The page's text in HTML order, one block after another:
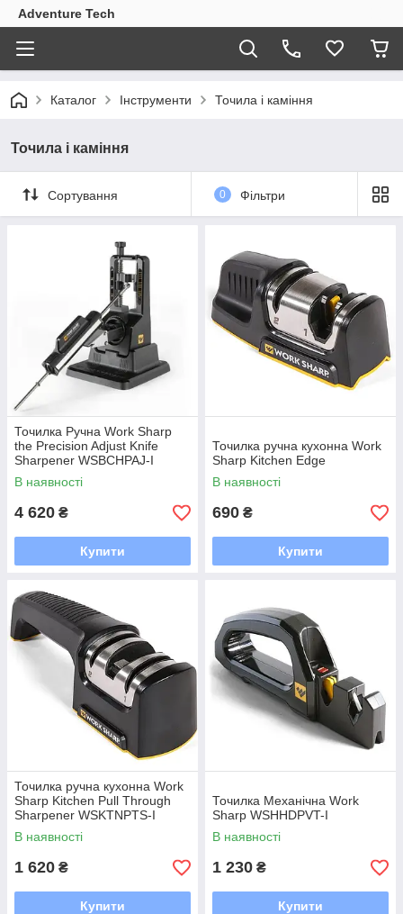
Adventure Tech
Каталог Інструменти Точила і каміння
Точила і каміння
Сортування 0 Фільтри
Точилка Ручна Work Sharp
the Precision Adjust Knife
Sharpener WSBCHPAJ-I
В наявності
4 620 ₴
Купити
Точилка ручна кухонна Work
Sharp Kitchen Edge
В наявності
690 ₴
Купити
Точилка ручна кухонна Work
Sharp Kitchen Pull Through
Sharpener WSKTNPTS-I
В наявності
1 620 ₴
Купити
Точилка Механічна Work
Sharp WSHHDPVT-I
В наявності
1 230 ₴
Купити